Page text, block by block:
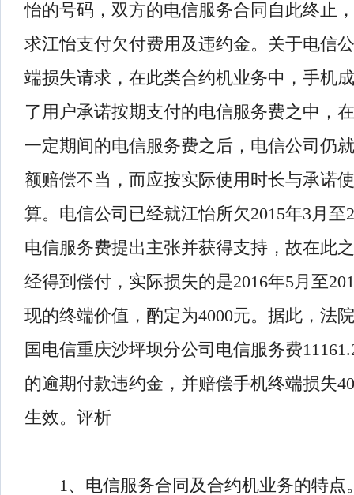
怡的号码，双方的电信服务合同自此终止
求江怡支付欠付费用及违约金。关于电信
端损失请求，在此类合约机业务中，手机
了用户承诺按期支付的电信服务费之中，
一定期间的电信服务费之后，电信公司仍
额赔偿不当，而应按实际使用时长与承诺
算。电信公司已经就江怡所欠2015年3月至
电信服务费提出主张并获得支持，故在此
经得到偿付，实际损失的是2016年5月至
现的终端价值，酌定为4000元。据此，法
国电信重庆沙坪坝分公司电信服务费
的逾期付款违约金，并赔偿手机终端损失
生效。评析
1、电信服务合同及合约机业务的特点